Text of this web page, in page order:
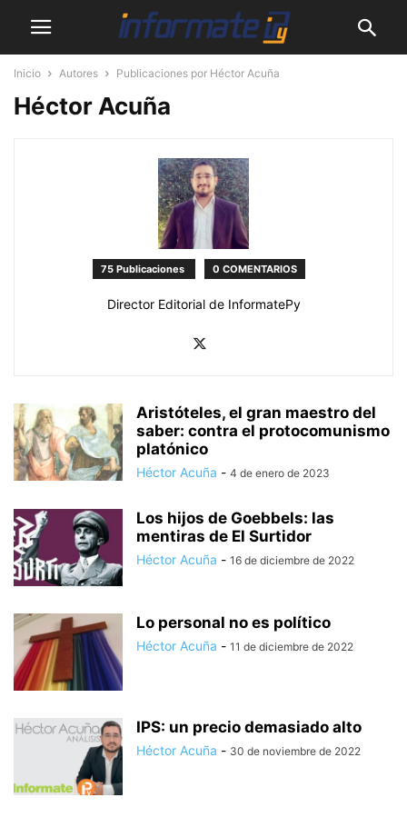
Inicio Autores Publicaciones por Héctor Acuña
Héctor Acuña
75 Publicaciones 0 COMENTARIOS
Director Editorial de InformatePy
Aristóteles, el gran maestro del
saber: contra el protocomunismo
platónico
Héctor Acuña - 4 de enero de 2023
Los hijos de Goebbels: las
mentiras de El Surtidor
Héctor Acuña - 16 de diciembre de 2022
Lo personal no es político
Héctor Acuña - 11 de diciembre de 2022
IPS: un precio demasiado alto
Héctor Acuña - 30 de noviembre de 2022